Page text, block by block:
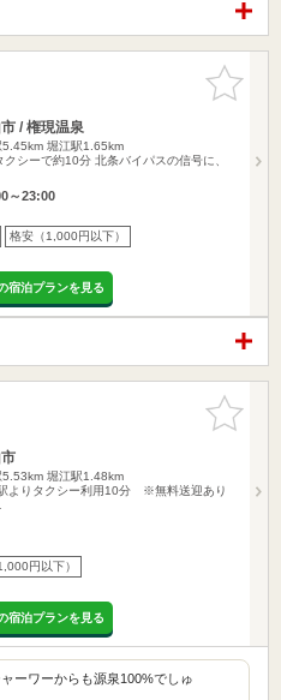
お気に入
りに追加
/ 権現温泉
5.45km 堀江駅1.65km
シーで約10分 北条バイパスの信号に、
～23:00
格安（1,000円以下）
宿泊プランを見る
お気に入
りに追加
5.53km 堀江駅1.48km
よりタクシー利用10分 ※無料送迎あり
円以下）
宿泊プランを見る
ーワーからも源泉100%でしゅ